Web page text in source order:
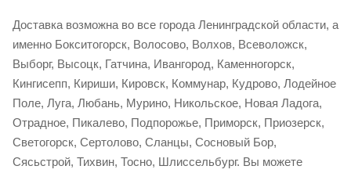
Доставка возможна во все города Ленинградской области, а
именно Бокситогорск, Волосово, Волхов, Всеволожск,
Выборг, Высоцк, Гатчина, Ивангород, Каменногорск,
Кингисепп, Кириши, Кировск, Коммунар, Кудрово, Лодейное
Поле, Луга, Любань, Мурино, Никольское, Новая Ладога,
Отрадное, Пикалево, Подпорожье, Приморск, Приозерск,
Светогорск, Сертолово, Сланцы, Сосновый Бор,
Сясьстрой, Тихвин, Тосно, Шлиссельбург. Вы можете